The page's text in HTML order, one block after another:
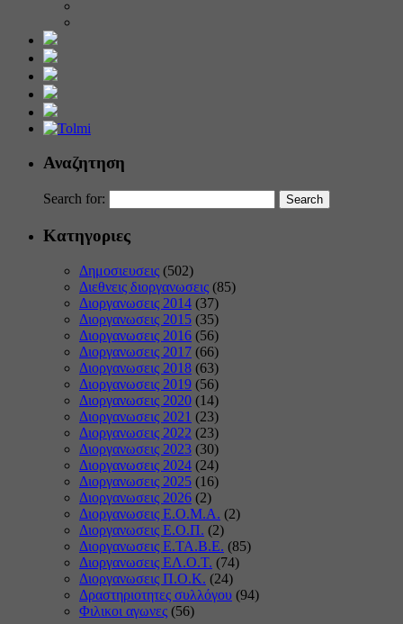
Αναζητηση
Search for:
Κατηγοριες
Δημοσιευσεις (502)
Διεθνεις διοργανωσεις (85)
Διοργανωσεις 2014 (37)
Διοργανωσεις 2015 (35)
Διοργανωσεις 2016 (56)
Διοργανωσεις 2017 (66)
Διοργανωσεις 2018 (63)
Διοργανωσεις 2019 (56)
Διοργανωσεις 2020 (14)
Διοργανωσεις 2021 (23)
Διοργανωσεις 2022 (23)
Διοργανωσεις 2023 (30)
Διοργανωσεις 2024 (24)
Διοργανωσεις 2025 (16)
Διοργανωσεις 2026 (2)
Διοργανωσεις Ε.Ο.Μ.Α. (2)
Διοργανωσεις Ε.Ο.Π. (2)
Διοργανωσεις Ε.ΤΑ.Β.Ε. (85)
Διοργανωσεις ΕΛ.Ο.Τ. (74)
Διοργανωσεις Π.Ο.Κ. (24)
Δραστηριοτητες συλλόγου (94)
Φιλικοι αγωνες (56)